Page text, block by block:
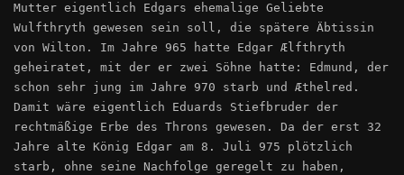
Mutter eigentlich Edgars ehemalige Geliebte
Wulfthryth gewesen sein soll, die spätere Äbtissin
von Wilton. Im Jahre 965 hatte Edgar Ælfthryth
geheiratet, mit der er zwei Söhne hatte: Edmund, der
schon sehr jung im Jahre 970 starb und Æthelred.
Damit wäre eigentlich Eduards Stiefbruder der
rechtmäßige Erbe des Throns gewesen. Da der erst 32
Jahre alte König Edgar am 8. Juli 975 plötzlich
starb, ohne seine Nachfolge geregelt zu haben,